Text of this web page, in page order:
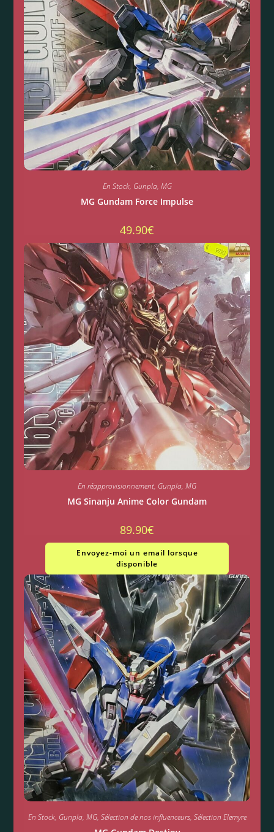
En Stock, Gunpla, MG
MG Gundam Force Impulse
49.90€
En réapprovisionnement, Gunpla, MG
MG Sinanju Anime Color Gundam
89.90€
Envoyez-moi un email lorsque
disponible
En Stock, Gunpla, MG, Sélection de nos influenceurs, Sélection Elemyre